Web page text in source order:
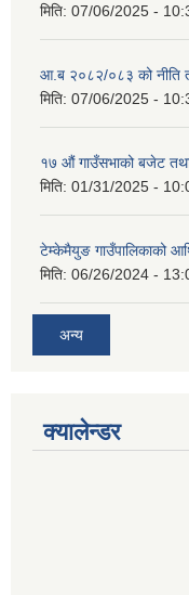
मिति: 07/06/2025 -
आ.ब २०८२/०८३ को नीति
मिति: 07/06/2025 -
१७ औं गाउँसभाको बजेट
मिति: 01/31/2025 -
टेम्केमैयुङ गाउँपालिकाको
मिति: 06/26/2024 -
अन्य
क्यालेन्डर